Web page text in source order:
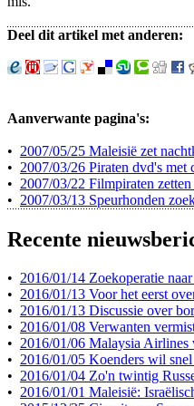
Deel dit artikel met anderen:
Aanverwante pagina's:
• 2007/05/25 Maleisië zet
• 2007/03/26 Piraten dvd's met
• 2007/03/22 Filmpiraten
• 2007/03/13 Speurhonden
Recente
• 2016/01/14 Zoekoperatie
• 2016/01/13 Voor het eerst
• 2016/01/13 Discussie over
• 2016/01/08 Verwanten
• 2016/01/06 Malaysia Airlines
• 2016/01/05 Koenders wil
• 2016/01/04 Zo'n twintig
• 2016/01/01 Maleisië: